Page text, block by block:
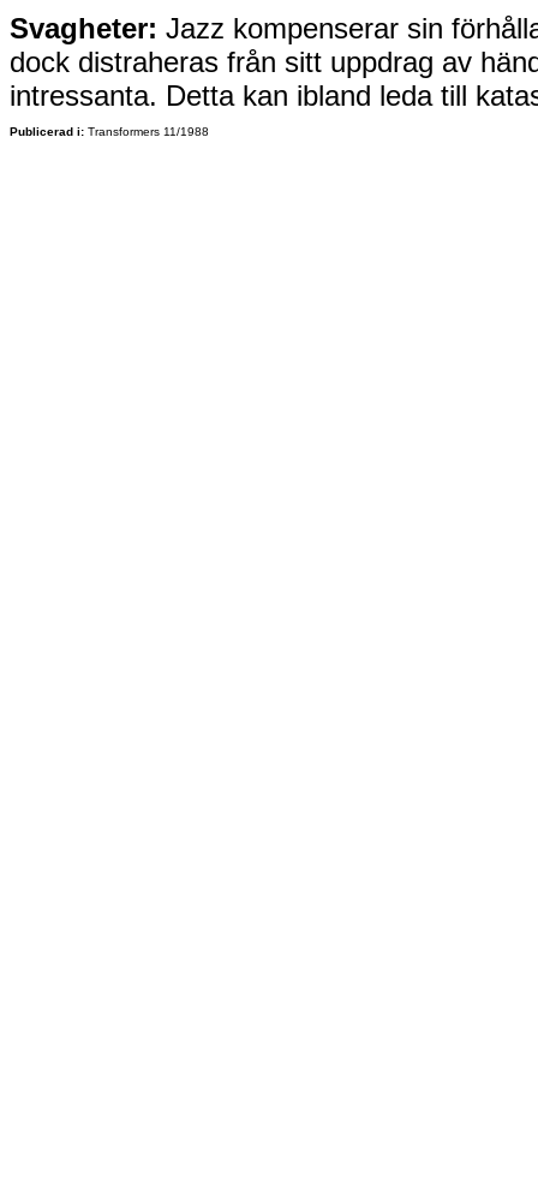
Svagheter: Jazz kompenserar sin
dock distraheras från sitt uppdrag av
intressanta. Detta kan ibland leda till
Publicerad i: Transformers 11/1988